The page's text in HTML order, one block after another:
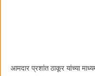
आमदार प्रशांत ठाकूर यांच्या